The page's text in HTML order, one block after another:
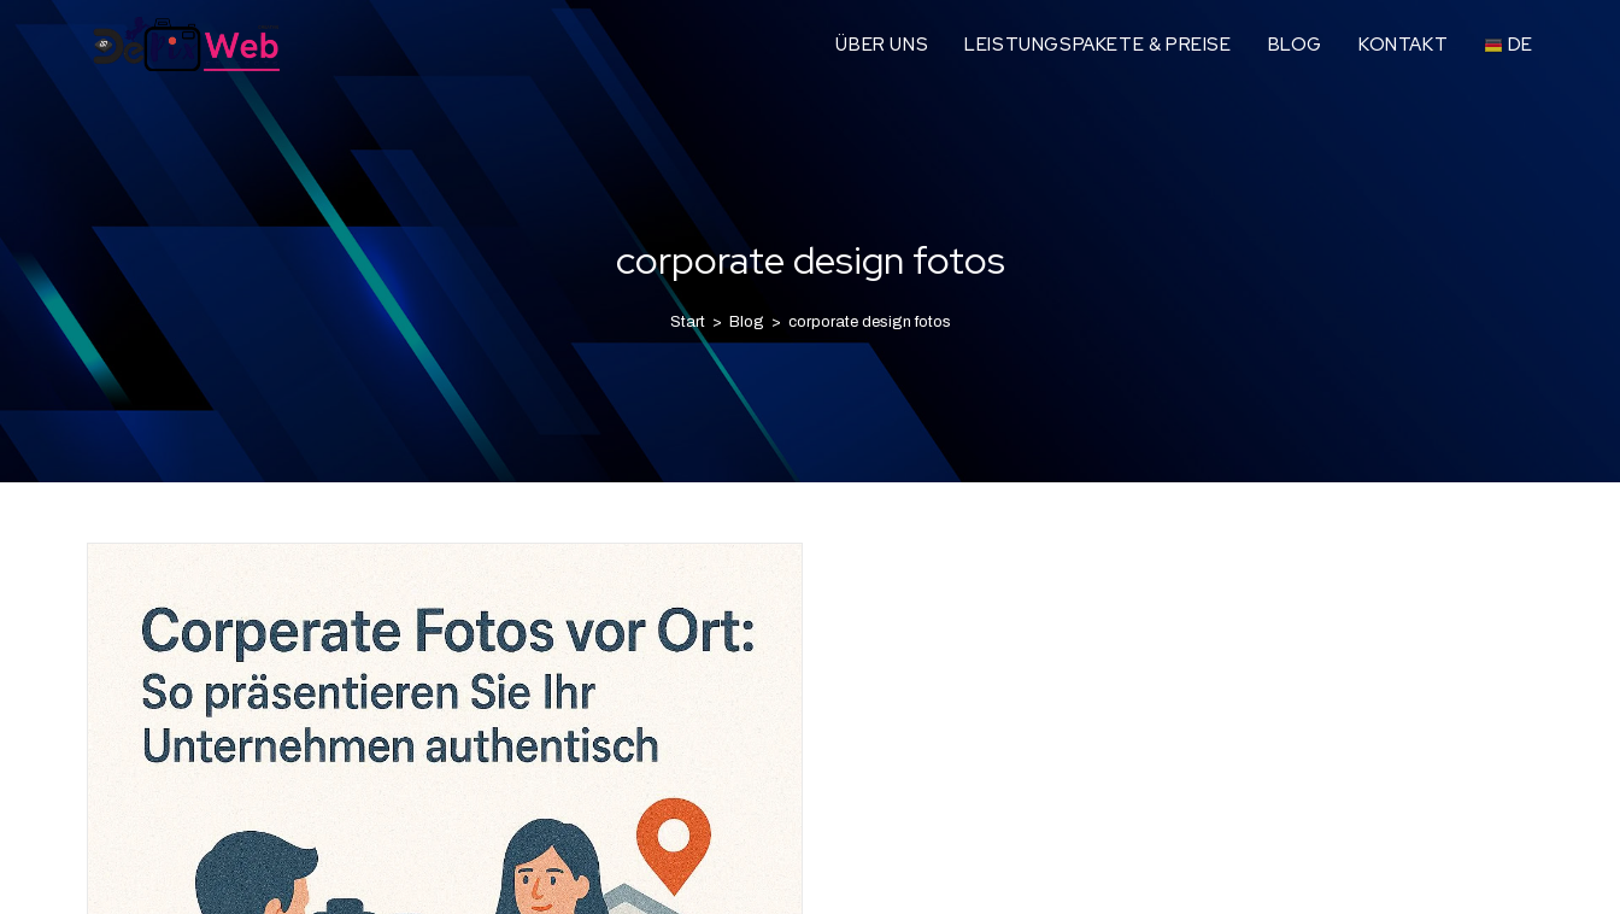
ÜBER UNS LEISTUNGSPAKETE & PREISE BLOG KONTAKT DE
corporate design fotos
Start > Blog > corporate design fotos